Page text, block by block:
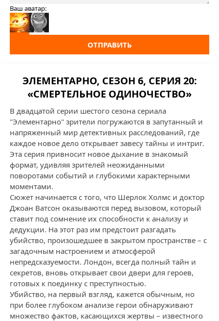
Ваш аватар:
ОТПРАВИТЬ
ЭЛЕМЕНТАРНО, СЕЗОН 6, СЕРИЯ 20:
«СМЕРТЕЛЬНОЕ ОДИНОЧЕСТВО»
В двадцатой серии шестого сезона сериала
"Элементарно" зрители погружаются в запутанный и
напряженный мир детективных расследований, где
каждое новое дело открывает завесу тайны и интриг.
Эта серия привносит новое дыхание в знакомый
формат, удивляя зрителей неожиданными
поворотами событий и глубокими характерными
моментами.
Сюжет начинается с того, что Шерлок Холмс и доктор
Джоан Ватсон оказываются перед вызовом, который
ставит под сомнение их способности к анализу и
дедукции. На этот раз им предстоит разгадать
убийство, произошедшее в закрытом пространстве – с
загадочным настроением и атмосферой
непредсказуемости. Лондон, всегда полный тайн и
секретов, вновь открывает свои двери для героев,
готовых к поединку с преступностью.
Убийство, на первый взгляд, кажется обычным, но
при более глубоком анализе герои обнаруживают
множество фактов, касающихся жертвы – известного